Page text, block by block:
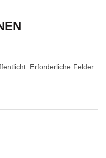
Erforderliche Felder